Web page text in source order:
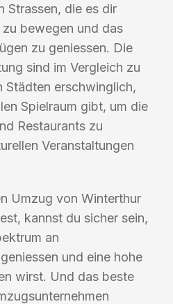
Strassen, die es dir
bewegen und das
zu geniessen. Die
sind im Vergleich zu
Städten erschwinglich,
Spielraum gibt, um die
Restaurants zu
Veranstaltungen
Umzug von Winterthur
kannst du sicher sein,
an
und eine hohe
wirst. Und das beste